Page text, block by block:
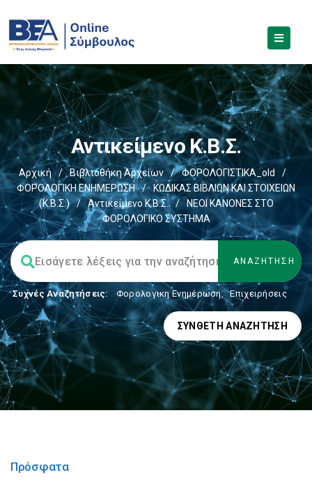
Αντικείμενο Κ.Β.Σ.
Αρχική / Βιβλιοθήκη Αρχείων / ΦΟΡΟΛΟΓΙΣΤΙΚΑ_old
/
ΦΟΡΟΛΟΓΙΚΗ ΕΝΗΜΕΡΩΣΗ
/
ΚΩΔΙΚΑΣ ΒΙΒΛΙΩΝ ΚΑΙ ΣΤΟΙΧΕΙΩΝ
(Κ.Β.Σ.)
/ Αντικείμενο Κ.Β.Σ. /
ΝΕΟΙ ΚΑΝΟΝΕΣ ΣΤΟ
ΦΟΡΟΛΟΓΙΚΟ ΣΥΣΤΗΜΑ
Συχνές Αναζητήσεις: Φορολογικη Ενημέρωση, Επιχειρήσεις
ΣΎΝΘΕΤΗ ΑΝΑΖΉΤΗΣΗ
Πρόσφατα